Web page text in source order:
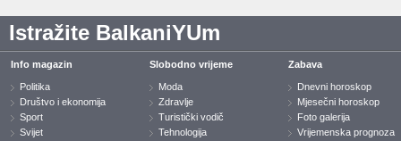
Istražite BalkaniYUm
Info magazin
Politika
Društvo i ekonomija
Sport
Svijet
Slobodno vrijeme
Moda
Zdravlje
Turistički vodič
Tehnologija
Zabava
Dnevni horoskop
Mjesečni horoskop
Foto galerija
Vrijemenska prognoza